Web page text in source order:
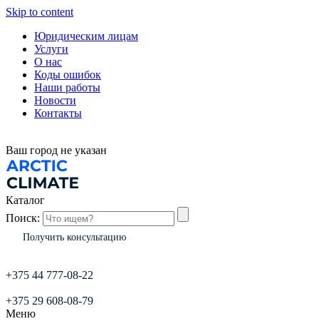
Skip to content
Юридическим лицам
Услуги
О нас
Коды ошибок
Наши работы
Новости
Контакты
Ваш город не указан
Каталог
Поиск:
Получить консультацию
+375 44 777-08-22
+375 29 608-08-79
Меню